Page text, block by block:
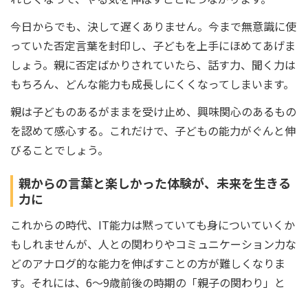
今日からでも、決して遅くありません。今まで無意識に使
っていた否定言葉を封印し、子どもを上手にほめてあげま
しょう。親に否定ばかりされていたら、話す力、聞く力は
もちろん、どんな能力も成長しにくくなってしまいます。
親は子どものあるがままを受け止め、興味関心のあるもの
を認めて感心する。これだけで、子どもの能力がぐんと伸
びることでしょう。
親からの言葉と楽しかった体験が、未来を生きる
力に
これからの時代、IT能力は黙っていても身についていくか
もしれませんが、人との関わりやコミュニケーション力な
どのアナログ的な能力を伸ばすことの方が難しくなりま
す。それには、6～9歳前後の時期の「親子の関わり」と